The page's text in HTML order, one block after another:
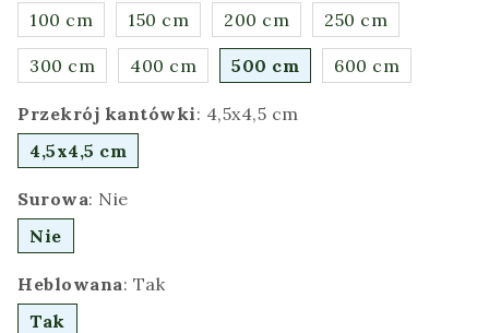
100 cm
150 cm 200 cm 250 cm
300 cm 400 cm 500 cm 600 cm
Przekrój kantówki: 4,5x4,5 cm
4,5x4,5 cm
Surowa: Nie
Nie
Heblowana: Tak
Tak